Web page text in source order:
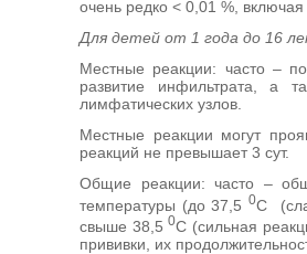
очень редко < 0,01 %,
Для детей от 1 года до 16
Местные реакции: часто –
развитие инфильтрата, а
лимфатических узлов.
Местные реакции могут
реакций не превышает 3 сут.
Общие реакции: часто –
температуры (до 37,50С
свыше 38,50С (сильная
прививки, их